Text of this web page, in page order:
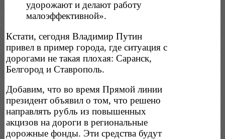
удорожают и делают работу
малоэффективной».
Кстати, сегодня Владимир Путин
привел в пример города, где ситуация с
дорогами не такая плохая: Саранск,
Белгород и Ставрополь.
Добавим, что во время Прямой линии
президент объявил о том, что решено
направлять рубль из повышенных
акцизов на дороги в региональные
дорожные фонды. Эти средства будут